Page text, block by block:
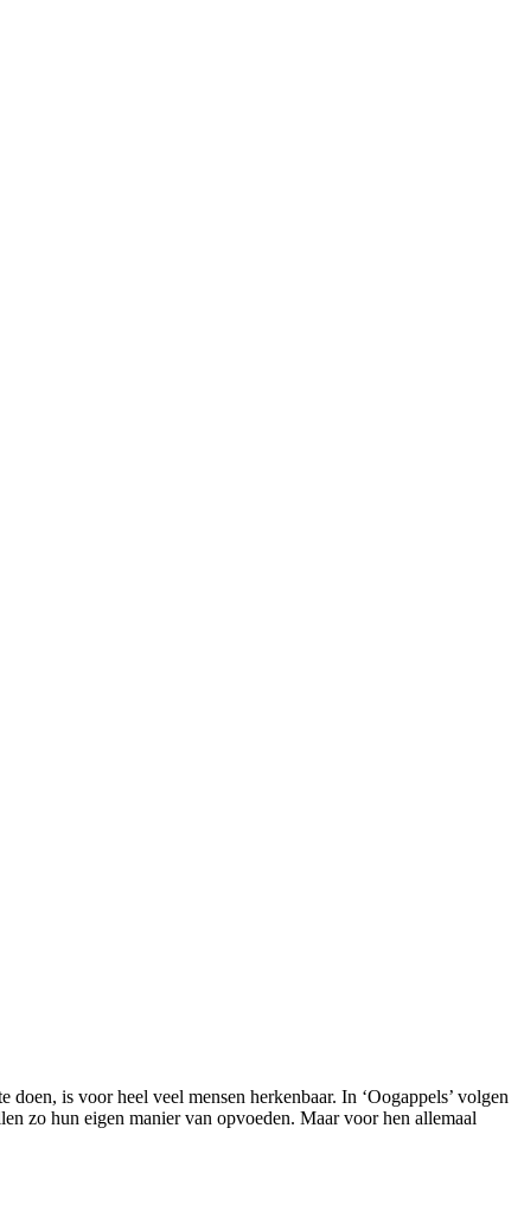
is voor heel veel mensen herkenbaar. In ‘Oogappels’ volgen
zo hun eigen manier van opvoeden. Maar voor hen allemaal